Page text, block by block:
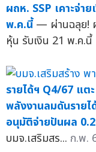
ผถห. SSP เคาะจ่า
พ.ค.นี้ — ผ่านฉลุย!
หุ้น รับเงิน 21 พ.ค.
รายได้ฯ Q4/67 แต
พลังงานลมดันราย
อนุมัติจ่ายปันผล
บมจ.เสริมสร... ก.พ.